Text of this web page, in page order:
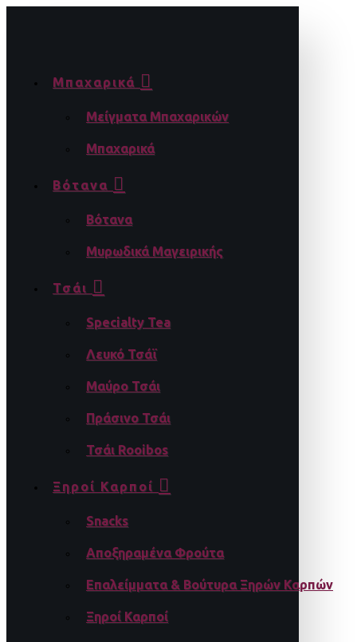
Μπαχαρικά
Μείγματα Μπαχαρικών
Μπαχαρικά
Βότανα
Βότανα
Μυρωδικά Μαγειρικής
Τσάι
Specialty Tea
Λευκό Τσάϊ
Μαύρο Τσάι
Πράσινο Τσάι
Τσάι Rooibos
Ξηροί Καρποί
Snacks
Αποξηραμένα Φρούτα
Επαλείμματα & Βούτυρα Ξηρών Καρπών
Ξηροί Καρποί